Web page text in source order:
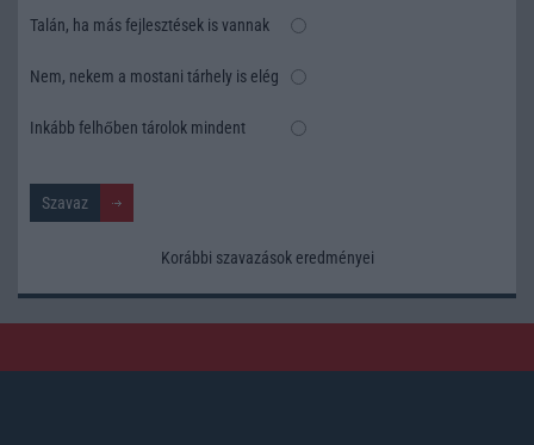
Talán, ha más fejlesztések is vannak
Nem, nekem a mostani tárhely is elég
Inkább felhőben tárolok mindent
Korábbi szavazások eredményei